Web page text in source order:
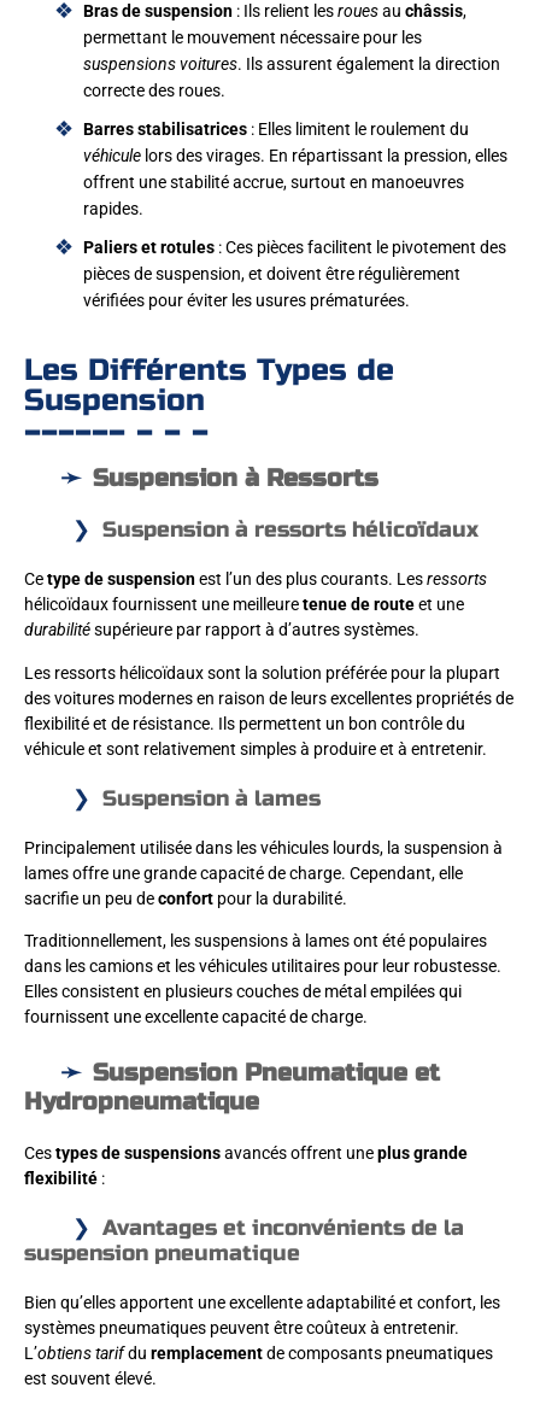
Bras de suspension : Ils relient lesrouesau châssis,
permettant le mouvement nécessaire pour les
suspensions voitures. Ils assurent également la direction
correcte des roues.
Barres stabilisatrices : Elles limitent le roulement du
véhicule lors des virages. En répartissant la pression, elles
offrent une stabilité accrue, surtout en manoeuvres
rapides.
Paliers et rotules : Ces pièces facilitent le pivotement des
pièces de suspension, et doivent être régulièrement
vérifiées pour éviter les usures prématurées.
Les Différents Types de
Suspension
Suspension à Ressorts
Suspension à ressorts hélicoïdaux
Cetype de suspensionest l’un des plus courants. Lesressorts
hélicoïdaux fournissent une meilleuretenue de routeet une
durabilitésupérieure par rapport à d’autres systèmes.
Les ressorts hélicoïdaux sont la solution préférée pour la plupart
des voitures modernes en raison de leurs excellentes propriétés de
flexibilité et de résistance. Ils permettent un bon contrôle du
véhicule et sont relativement simples à produire et à entretenir.
Suspension à lames
Principalement utilisée dans les véhicules lourds, la suspension à
lames offre une grande capacité de charge. Cependant, elle
sacrifie un peu deconfort pour la durabilité.
Traditionnellement, les suspensions à lames ont été populaires
dans les camions et les véhicules utilitaires pour leur robustesse.
Elles consistent en plusieurs couches de métal empilées qui
fournissent une excellente capacité de charge.
Suspension Pneumatique et
Hydropneumatique
Cestypes de suspensionsavancés offrent uneplus grande
flexibilité :
Avantages et inconvénients de la
suspension pneumatique
Bien qu’elles apportent une excellente adaptabilité et confort, les
systèmes pneumatiques peuvent être coûteux à entretenir.
L’obtiens tarifdu remplacementde composants pneumatiques
est souvent élevé.